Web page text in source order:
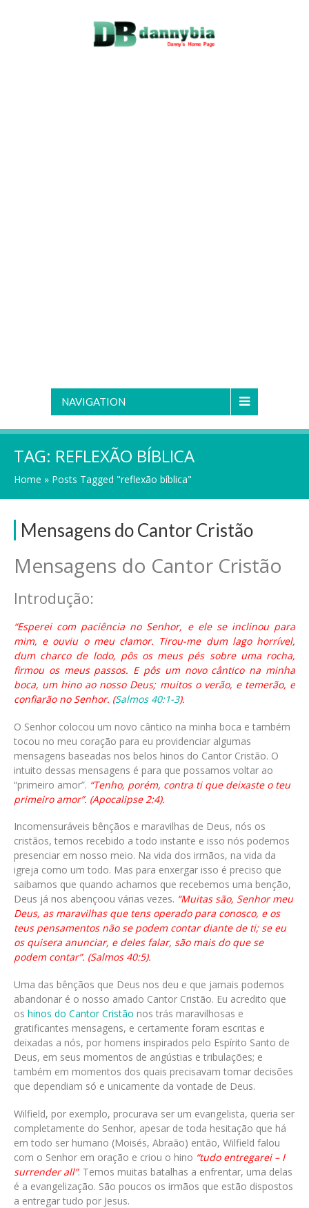
NAVIGATION
TAG: REFLEXÃO BÍBLICA
Home » Posts Tagged "reflexão bíblica"
Mensagens do Cantor Cristão
Mensagens do Cantor Cristão
Introdução:
“Esperei com paciência no Senhor, e ele se inclinou para
mim, e ouviu o meu clamor. Tirou-me dum lago horrível,
dum charco de lodo, pôs os meus pés sobre uma rocha,
firmou os meus passos. E pôs um novo cântico na minha
boca, um hino ao nosso Deus; muitos o verão, e temerão, e
confiarão no Senhor. (Salmos 40:1-3).
O Senhor colocou um novo cântico na minha boca e também
tocou no meu coração para eu providenciar algumas
mensagens baseadas nos belos hinos do Cantor Cristão. O
intuito dessas mensagens é para que possamos voltar ao
“primeiro amor”. “Tenho, porém, contra ti que deixaste o teu
primeiro amor”. (Apocalipse 2:4).
Incomensuráveis bênçãos e maravilhas de Deus, nós os
cristãos, temos recebido a todo instante e isso nós podemos
presenciar em nosso meio. Na vida dos irmãos, na vida da
igreja como um todo. Mas para enxergar isso é preciso que
saibamos que quando achamos que recebemos uma benção,
Deus já nos abençoou várias vezes. “Muitas são, Senhor meu
Deus, as maravilhas que tens operado para conosco, e os
teus pensamentos não se podem contar diante de ti; se eu
os quisera anunciar, e deles falar, são mais do que se
podem contar”. (Salmos 40:5).
Uma das bênçãos que Deus nos deu e que jamais podemos
abandonar é o nosso amado Cantor Cristão. Eu acredito que
os hinos do Cantor Cristão nos trás maravilhosas e
gratificantes mensagens, e certamente foram escritas e
deixadas a nós, por homens inspirados pelo Espírito Santo de
Deus, em seus momentos de angústias e tribulações; e
também em momentos dos quais precisavam tomar decisões
que dependiam só e unicamente da vontade de Deus.
Wilfield, por exemplo, procurava ser um evangelista, queria ser
completamente do Senhor, apesar de toda hesitação que há
em todo ser humano (Moisés, Abraão) então, Wilfield falou
com o Senhor em oração e criou o hino “tudo entregarei – I
surrender all”. Temos muitas batalhas a enfrentar, uma delas
é a evangelização. São poucos os irmãos que estão dispostos
a entregar tudo por Jesus.